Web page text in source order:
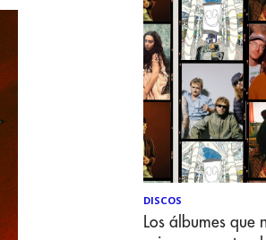
DISCOS
Los álbumes que